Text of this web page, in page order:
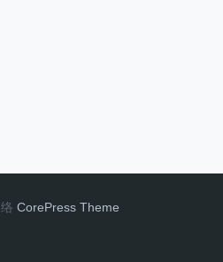
CorePress Theme